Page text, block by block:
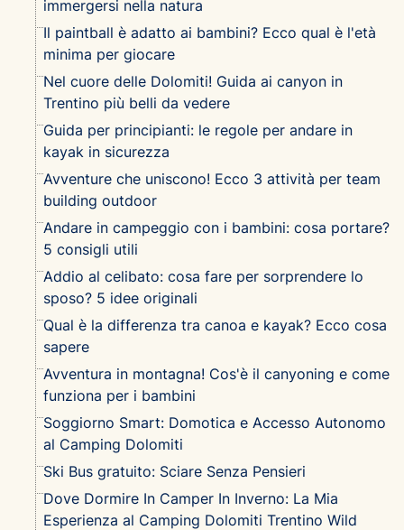
immergersi nella natura
Il paintball è adatto ai bambini? Ecco qual è l'età
minima per giocare
Nel cuore delle Dolomiti! Guida ai canyon in
Trentino più belli da vedere
Guida per principianti: le regole per andare in
kayak in sicurezza
Avventure che uniscono! Ecco 3 attività per team
building outdoor
Andare in campeggio con i bambini: cosa portare?
5 consigli utili
Addio al celibato: cosa fare per sorprendere lo
sposo? 5 idee originali
Qual è la differenza tra canoa e kayak? Ecco cosa
sapere
Avventura in montagna! Cos'è il canyoning e come
funziona per i bambini
Soggiorno Smart: Domotica e Accesso Autonomo
al Camping Dolomiti
Ski Bus gratuito: Sciare Senza Pensieri
Dove Dormire In Camper In Inverno: La Mia
Esperienza al Camping Dolomiti Trentino Wild